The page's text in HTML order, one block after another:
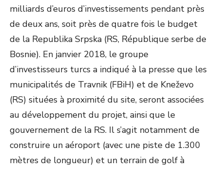
milliards d’euros d’investissements pendant près
de deux ans, soit près de quatre fois le budget
de la Republika Srpska (RS, République serbe de
Bosnie). En janvier 2018, le groupe
d’investisseurs turcs a indiqué à la presse que les
municipalités de Travnik (FBiH) et de Kneževo
(RS) situées à proximité du site, seront associées
au développement du projet, ainsi que le
gouvernement de la RS. Il s’agit notamment de
construire un aéroport (avec une piste de 1.300
mètres de longueur) et un terrain de golf à